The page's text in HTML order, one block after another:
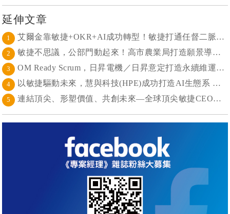
延伸文章
1 艾爾金靠敏捷+OKR+AI成功轉型！敏捷打通任督二脈， 避免文化與流程「卡卡」導致溝通無效
2 敏捷不思議，公部門動起來！高市農業局打造願景導向的社區敏捷自組織
3 OM Ready Scrum，日昇電機／日昇意定打造永續維運新典範
4 以敏捷驅動未來，慧與科技(HPE)成功打造AI生態系 大型敏捷(LeSS)海納百川，讓複雜變簡單
5 連結頂尖、形塑價值、共創未來—全球頂尖敏捷CEO聯誼會成立